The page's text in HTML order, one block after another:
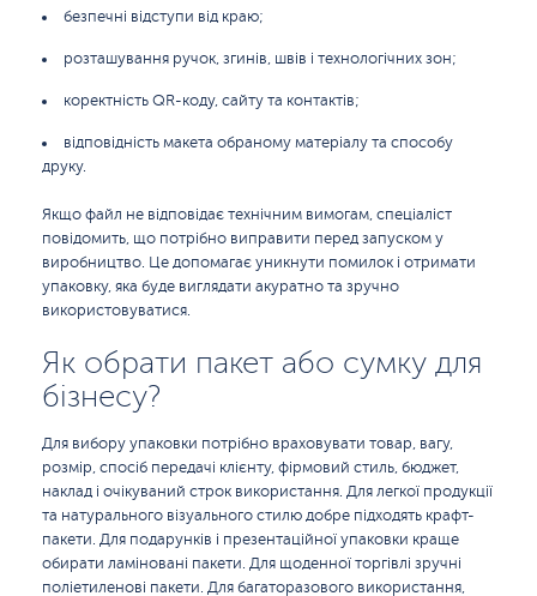
безпечні відступи від краю;
розташування ручок, згинів, швів і технологічних зон;
коректність QR-коду, сайту та контактів;
відповідність макета обраному матеріалу та способу
друку.
Якщо файл не відповідає технічним вимогам, спеціаліст
повідомить, що потрібно виправити перед запуском у
виробництво. Це допомагає уникнути помилок і отримати
упаковку, яка буде виглядати акуратно та зручно
використовуватися.
Як обрати пакет або сумку для
бізнесу?
Для вибору упаковки потрібно враховувати товар, вагу,
розмір, спосіб передачі клієнту, фірмовий стиль, бюджет,
наклад і очікуваний строк використання. Для легкої продукції
та натурального візуального стилю добре підходять крафт-
пакети. Для подарунків і презентаційної упаковки краще
обирати ламіновані пакети. Для щоденної торгівлі зручні
поліетиленові пакети. Для багаторазового використання,